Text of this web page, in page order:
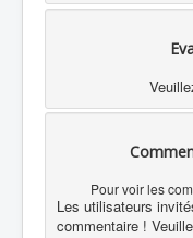
Pour voir les
Les utilisateurs
commentaire !